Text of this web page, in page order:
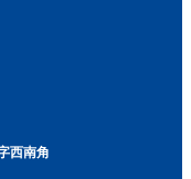
西南角